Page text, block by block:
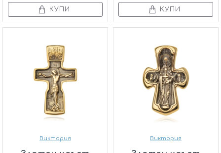
КУПИ КУПИ
Виктория Виктория